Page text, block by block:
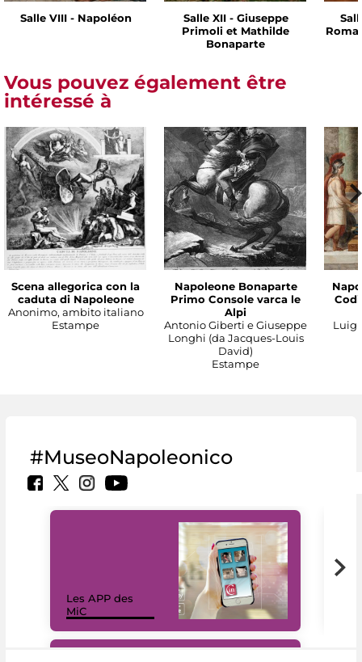
Salle VIII - Napoléon
Salle XII - Giuseppe
Primoli et Mathilde
Bonaparte
Vous pouvez également être
intéressé à
Scena allegorica con la
caduta di Napoleone
Anonimo, ambito italiano
Estampe
Napoleone Bonaparte
Primo Console varca le
Alpi
Antonio Giberti e Giuseppe
Longhi (da Jacques-Louis
David)
Estampe
Luigi
#MuseoNapoleonico
Les APP des
MiC